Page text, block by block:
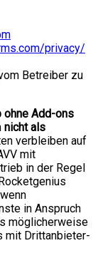
privacy/
Betreiber zu
ohne Add-ons
nicht als
verbleiben auf
mit
in der Regel
in Anspruch
möglicherweise
mit Drittanbieter-